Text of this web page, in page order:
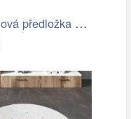
Koupelnová předložka 100x60 cm Blomus…